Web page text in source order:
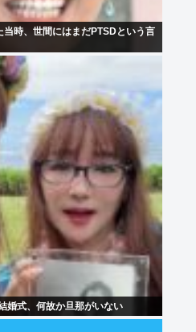
時、世間にはまだPTSDという言
婚式、何故か旦那がいない